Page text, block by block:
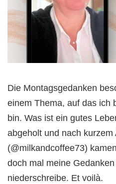
Die Montagsgedanken
einem Thema, auf das ich
bin. Was ist ein gutes
abgeholt und nach
(@milkandcoffee73)
doch mal meine
niederschreibe. Et voilà.